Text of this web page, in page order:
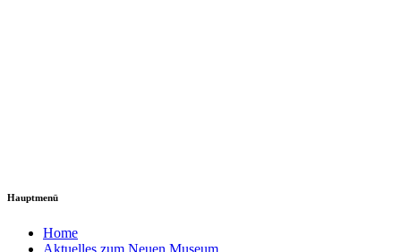
Hauptmenü
Home
Aktuelles zum Neuen Museum